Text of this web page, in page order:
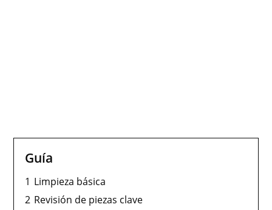
Guía
1 Limpieza básica
2 Revisión de piezas clave